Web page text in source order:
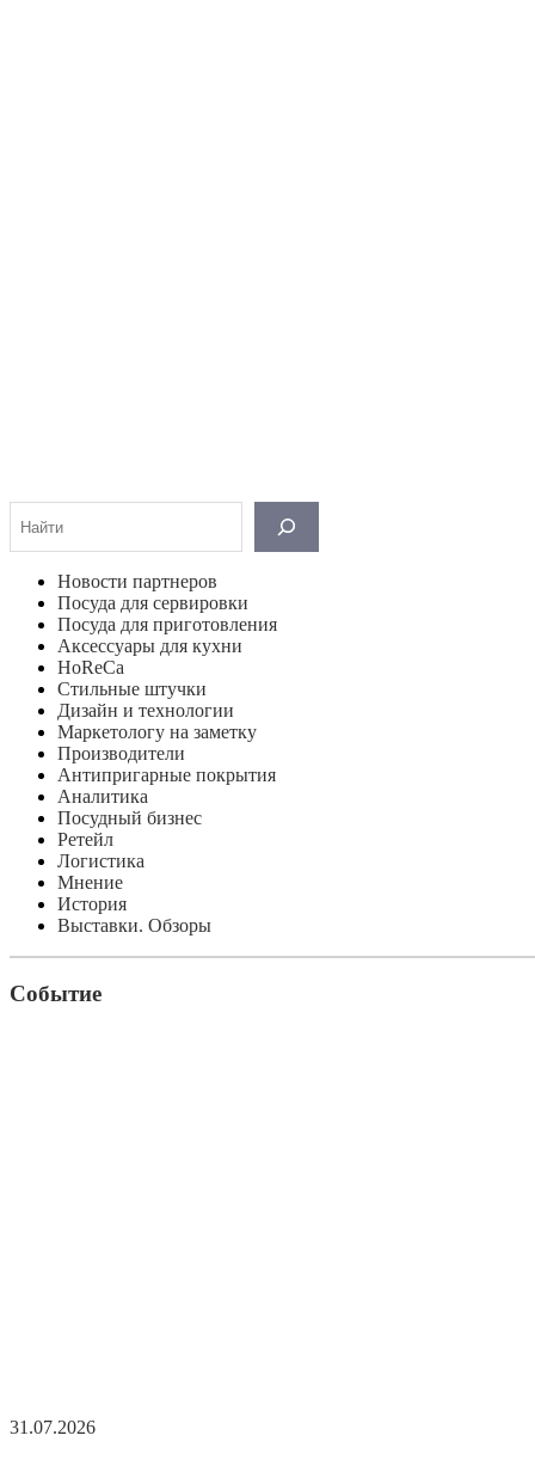
Новости партнеров
Посуда для сервировки
Посуда для приготовления
Аксессуары для кухни
HoReCa
Стильные штучки
Дизайн и технологии
Маркетологу на заметку
Производители
Антипригарные покрытия
Аналитика
Посудный бизнес
Ретейл
Логистика
Мнение
История
Выставки. Обзоры
Событие
31.07.2026